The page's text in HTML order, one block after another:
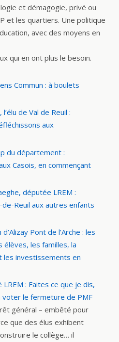
et démagogie, privé ou
et les quartiers. Une politique
avec des moyens en
qui en ont plus le besoin.
Commun : à boulets
de Val de Reuil :
aux
du département :
Casois, en commençant
députée LREM :
de-Reuil aux autres enfants
Pont de l’Arche : les
élèves, les familles, la
les investissements en
: Faites ce que je dis,
voter le fermeture de PMF
général – embêté pour
que des élus exhibent
le collège… il